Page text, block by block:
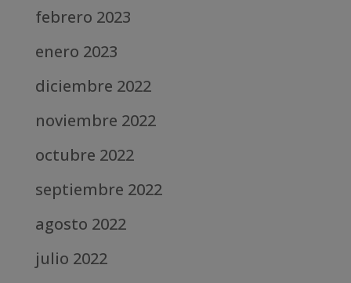
febrero 2023
enero 2023
diciembre 2022
noviembre 2022
octubre 2022
septiembre 2022
agosto 2022
julio 2022